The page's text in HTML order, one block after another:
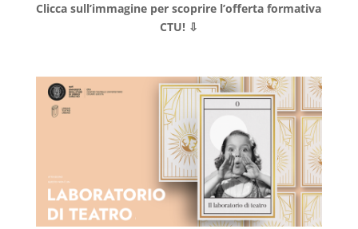
Clicca sull’immagine per scoprire l’offerta formativa
CTU! ⇩